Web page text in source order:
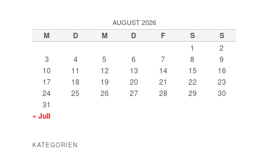
AUGUST 2026
M D M D F S S
1
2
3
4 5 6 7 8
9
10
11 12 13 14 15
16
17
18 19 20 21 22
23
24
25 26 27 28 29
30
31
« Juli
KATEGORIEN